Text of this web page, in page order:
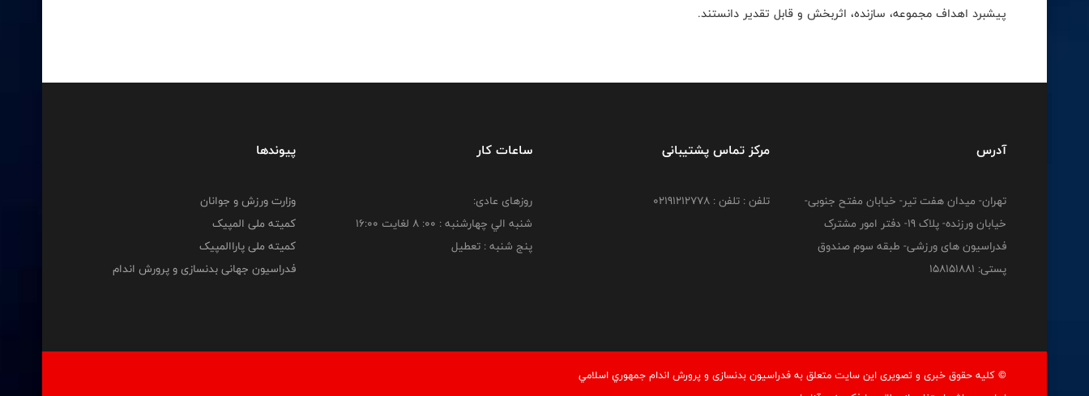
پیشبرد اهداف مجموعه، سازنده، اثربخش و قابل تقدیر دانستند.
آدرس
تهران- میدان هفت تیر- خیابان مفتح جنوبی-
خیابان ورزنده- پلاک 19- دفتر امور مشترک
فدراسیون های ورزشی- طبقه سوم صندوق
پستی: 158151881
مرکز تماس پشتیبانی
تلفن : تلفن : 02191212778
ساعات کار
روزهای عادی:
شنبه الي چهارشنبه : 00: 8 لغايت 16:00
پنج شنبه : تعطیل
پیوندها
وزارت ورزش و جوانان
کمیته ملی المپیک
کمیته ملی پاراالمپیک
فدراسیون جهانی بدنسازی و پرورش اندام
© کليه حقوق خبری و تصويری اين سايت متعلق به فدراسيون بدنسازی و پرورش اندام جمهوري اسلامي